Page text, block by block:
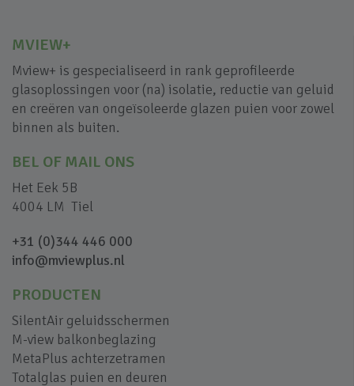
MVIEW+
Mview+ is gespecialiseerd in rank geprofileerde
glasoplossingen voor (na) isolatie, reductie van geluid
en creëren van ongeïsoleerde glazen puien voor zowel
binnen als buiten.
BEL OF MAIL ONS
Het Eek 5B
4004 LM Tiel
+31 (0)344 446 000
info@mviewplus.nl
PRODUCTEN
SilentAir geluidsschermen
M-view balkonbeglazing
MetaPlus achterzetramen
Totalglas puien en deuren